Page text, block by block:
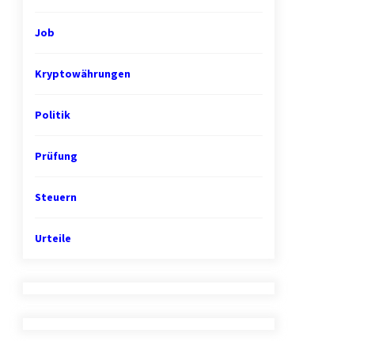
Job
Kryptowährungen
Politik
Prüfung
Steuern
Urteile